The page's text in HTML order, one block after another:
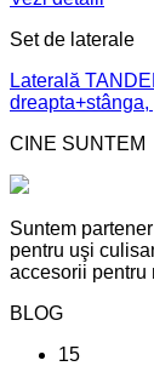
Set de laterale
Laterală
CINE SUNTEM
Suntem
pentru uşi
accesorii pentru
BLOG
15